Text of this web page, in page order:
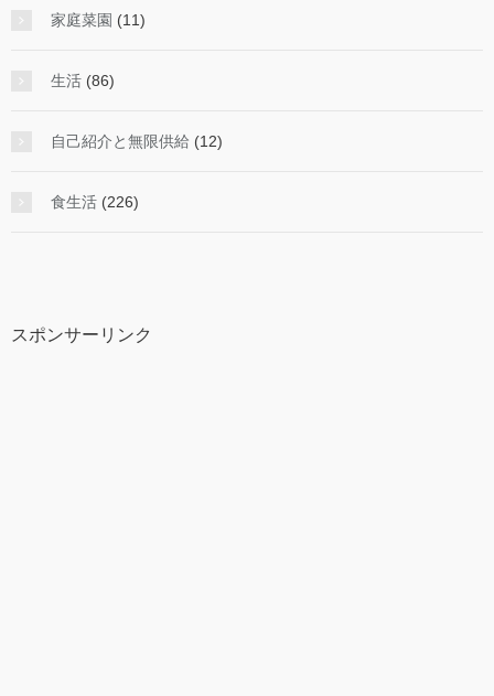
家庭菜園 (11)
生活 (86)
自己紹介と無限供給 (12)
食生活 (226)
スポンサーリンク